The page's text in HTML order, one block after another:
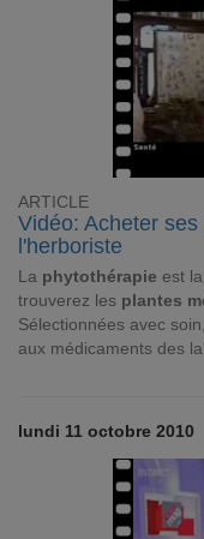
ARTICLE
Vidéo: Acheter
l'herboriste
La phytothérapie est
trouverez les plantes
Sélectionnées avec
aux médicaments des
lundi 11 octobre 2010